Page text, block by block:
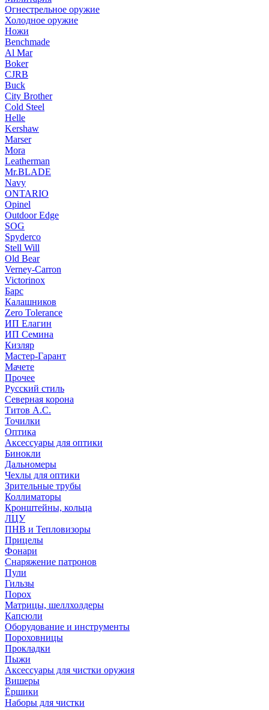
Огнестрельное оружие
Холодное оружие
Ножи
Benchmade
Al Mar
Boker
CJRB
Buck
City Brother
Cold Steel
Helle
Kershaw
Marser
Mora
Leatherman
Mr.BLADE
Navy
ONTARIO
Opinel
Outdoor Edge
SOG
Spyderco
Stell Will
Old Bear
Verney-Carron
Victorinox
Барс
Калашников
Zero Tolerance
ИП Елагин
ИП Семина
Кизляр
Мастер-Гарант
Мачете
Прочее
Русский стиль
Северная корона
Титов А.С.
Точилки
Оптика
Аксессуары для оптики
Бинокли
Дальномеры
Чехлы для оптики
Зрительные трубы
Коллиматоры
Кронштейны, кольца
ЛЦУ
ПНВ и Тепловизоры
Прицелы
Фонари
Снаряжение патронов
Пули
Гильзы
Порох
Матрицы, шеллхолдеры
Капсюли
Оборудование и инструменты
Пороховницы
Прокладки
Пыжи
Аксессуары для чистки оружия
Вишеры
Ёршики
Наборы для чистки